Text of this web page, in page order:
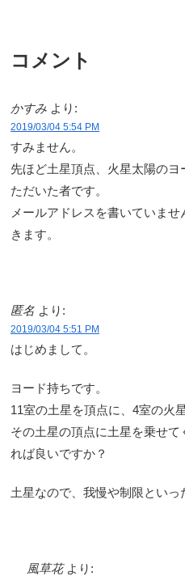
コメント
かすみ より:
2019/03/04 5:54 PM
すみません。
先ほど土星頂点、火星太陽の
ただいた者です。
メールアドレスを書いていま
きます。
匿名 より:
2019/03/04 5:51 PM
はじめまして。
ヨード持ちです。
11室の土星を頂点に、4室の火
その土星の頂点に土星を乗せ
れば良いですか？
土星なので、我慢や制限といっ
風草花 より: